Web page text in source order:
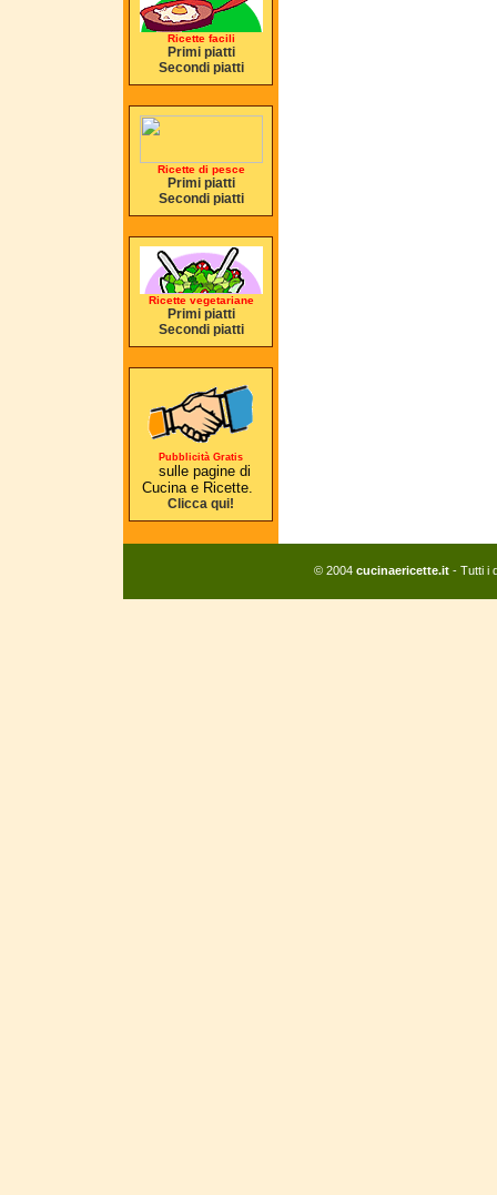
Ricette facili
Primi piatti
Secondi piatti
Ricette di pesce
Primi piatti
Secondi piatti
Ricette vegetariane
Primi piatti
Secondi piatti
Pubblicità Gratis
sulle pagine di
Cucina e Ricette.
Clicca qui!
© 2004 cucinaericette.it - Tutti i